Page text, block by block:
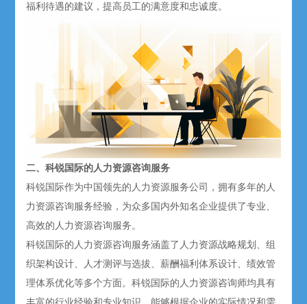
福利待遇的建议，提高员工的满意度和忠诚度。
二、科锐国际的人力资源咨询服务
科锐国际作为中国领先的人力资源服务公司，拥有多年的人
力资源咨询服务经验，为众多国内外知名企业提供了专业、
高效的人力资源咨询服务。
科锐国际的人力资源咨询服务涵盖了人力资源战略规划、组
织架构设计、人才测评与选拔、薪酬福利体系设计、绩效管
理体系优化等多个方面。科锐国际的人力资源咨询师均具有